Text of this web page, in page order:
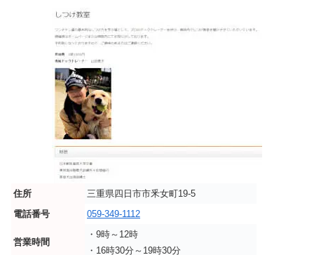
住所
三重県四日市市釆女町19-5
電話番号
059-349-1112
営業時間
・9時～12時
・16時30分～19時30分